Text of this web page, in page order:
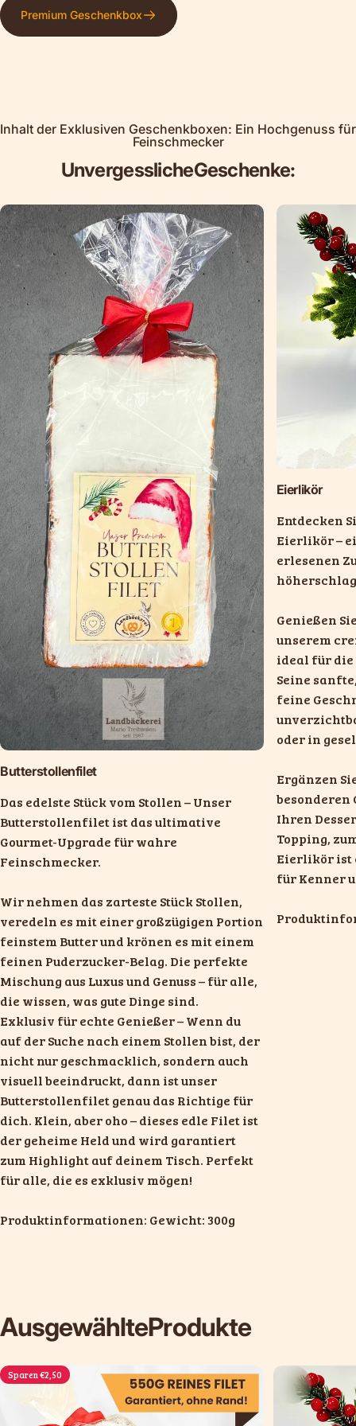
Premium Geschenkbox
Inhalt der Exklusiven Geschenkboxen: Ein Hochgenuss für
Feinschmecker
UnvergesslicheGeschenke:
Butterstollenfilet
Das edelste Stück vom Stollen – Unser
Butterstollenfilet ist das ultimative
Gourmet-Upgrade für wahre
Feinschmecker.
Wir nehmen das zarteste Stück Stollen,
veredeln es mit einer großzügigen Portion
feinstem Butter und krönen es mit einem
feinen Puderzucker-Belag. Die perfekte
Mischung aus Luxus und Genuss – für alle,
die wissen, was gute Dinge sind.
Exklusiv für echte Genießer – Wenn du
auf der Suche nach einem Stollen bist, der
nicht nur geschmacklich, sondern auch
visuell beeindruckt, dann ist unser
Butterstollenfilet genau das Richtige für
dich. Klein, aber oho – dieses edle Filet ist
der geheime Held und wird garantiert
zum Highlight auf deinem Tisch. Perfekt
für alle, die es exklusiv mögen!
Produktinformationen: Gewicht: 300g
Eierlikör
Entdecken
Eierlikör –
erlesenen
Genießen
unserem
ideal für
Seine
feine
oder in
Ergänzen
besonderen
Ihren
Topping,
Eierlikör ist
für Kenner
AusgewählteProdukte
Sparen €2,50